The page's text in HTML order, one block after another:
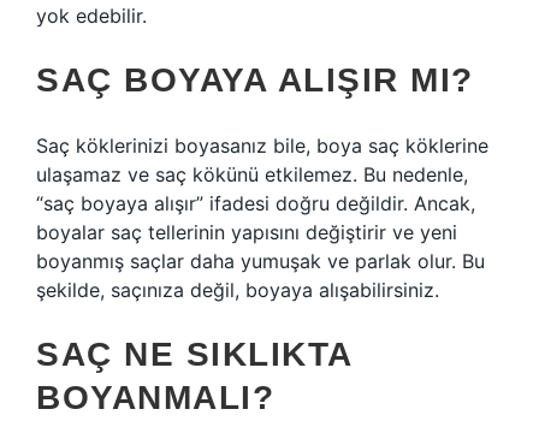
yok edebilir.
SAÇ BOYAYA ALIŞIR MI?
Saç köklerinizi boyasanız bile, boya saç köklerine
ulaşamaz ve saç kökünü etkilemez. Bu nedenle,
“saç boyaya alışır” ifadesi doğru değildir. Ancak,
boyalar saç tellerinin yapısını değiştirir ve yeni
boyanmış saçlar daha yumuşak ve parlak olur. Bu
şekilde, saçınıza değil, boyaya alışabilirsiniz.
SAÇ NE SIKLIKTA
BOYANMALI?